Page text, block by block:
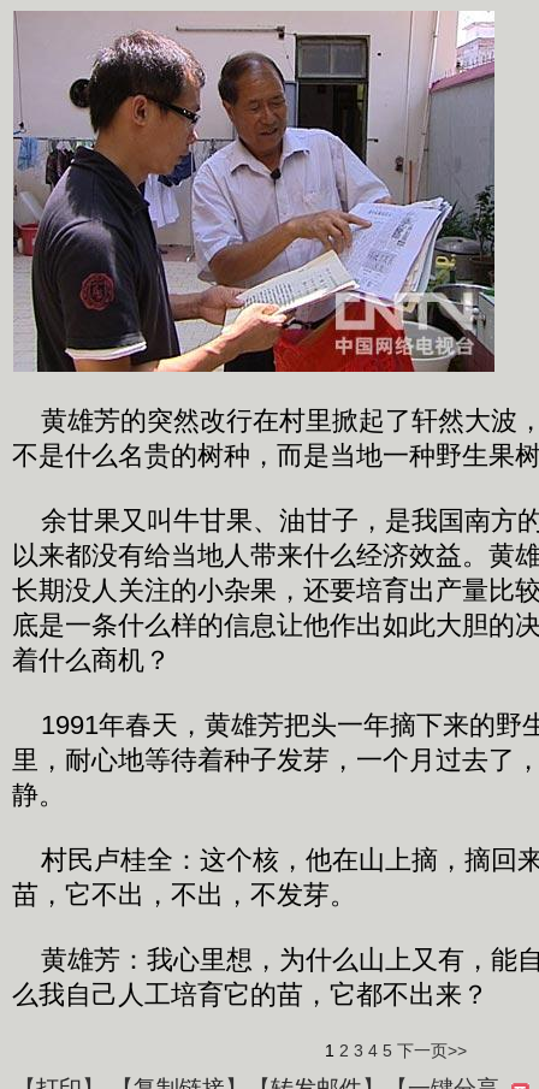
黄雄芳的突然改行在村里掀起了轩然大波
不是什么名贵的树种，而是当地一种野生果
余甘果又叫牛甘果、油甘子，是我国南方
以来都没有给当地人带来什么经济效益。黄
长期没人关注的小杂果，还要培育出产量比
底是一条什么样的信息让他作出如此大胆的
着什么商机？
1991年春天，黄雄芳把头一年摘下来的野
里，耐心地等待着种子发芽，一个月过去了
静。
村民卢桂全：这个核，他在山上摘，摘回
苗，它不出，不出，不发芽。
黄雄芳：我心里想，为什么山上又有，能
么我自己人工培育它的苗，它都不出来？
1 2 3 4 5 下一页>>